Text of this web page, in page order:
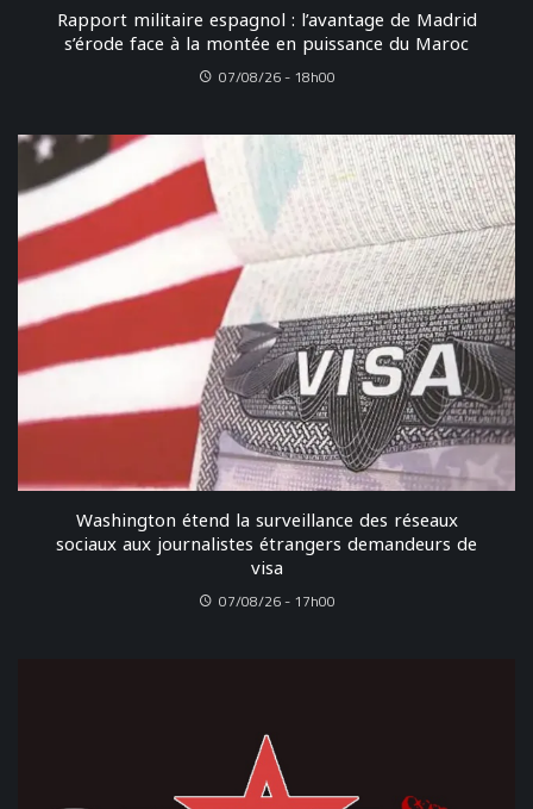
Rapport militaire espagnol : l’avantage de Madrid
s’érode face à la montée en puissance du Maroc
07/08/26 - 18h00
Washington étend la surveillance des réseaux
sociaux aux journalistes étrangers demandeurs de
visa
07/08/26 - 17h00